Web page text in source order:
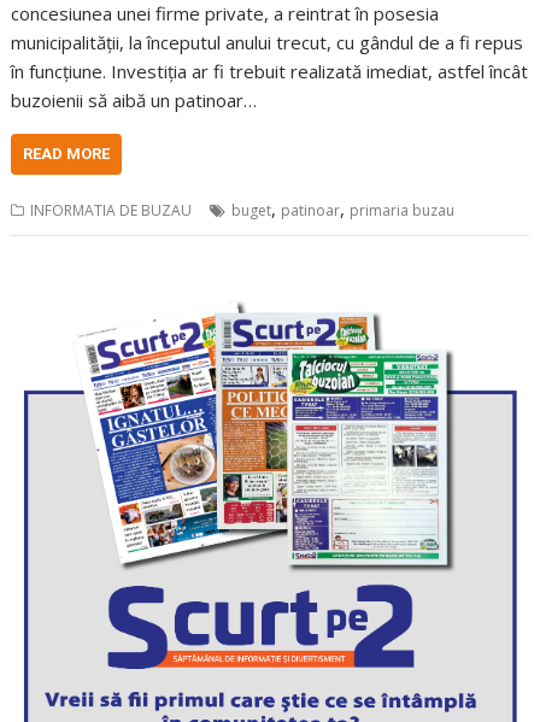
concesiunea unei firme private, a reintrat în posesia
municipalității, la începutul anului trecut, cu gândul de a fi repus
în funcțiune. Investiția ar fi trebuit realizată imediat, astfel încât
buzoienii să aibă un patinoar…
READ MORE
INFORMATIA DE BUZAU buget, patinoar, primaria buzau